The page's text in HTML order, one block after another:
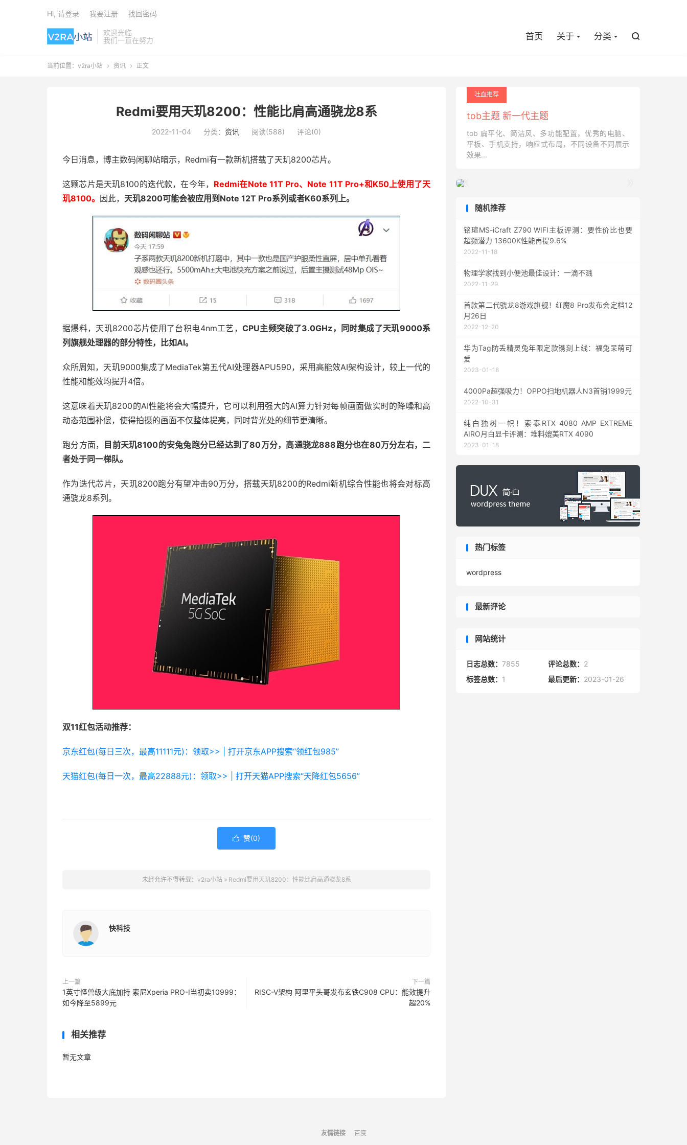
欢迎光临
我们一直在努力
首页 关于 分类 
Hi, 请登录 我要注册 找回密码
当前位置： v2ra小站  资讯  正文
Redmi要用天玑8200：性能比肩高通骁龙8系
2022-11-04 分类： 资讯 阅读(588) 评论(0)
今日消息，博主数码闲聊站暗示，Redmi有一款新机搭载了天玑8200芯片。
这颗芯片是天玑8100的迭代款，在今年， Redmi在Note 11T Pro、Note 11T Pro+和K50上使用了天
玑8100。 因此， 天玑8200可能会被应用到Note 12T Pro系列或者K60系列上。
据爆料，天玑8200芯片使用了台积电4nm工艺，CPU主频突破了3.0GHz，同时集成了天玑9000系
列旗舰处理器的部分特性，比如AI。
众所周知，天玑9000集成了MediaTek第五代AI处理器APU590，采用高能效AI架构设计，较上一代的
性能和能效均提升4倍。
这意味着天玑8200的AI性能将会大幅提升，它可以利用强大的AI算力针对每帧画面做实时的降噪和高
动态范围补偿，使得拍摄的画面不仅整体提亮，同时背光处的细节更清晰。
跑分方面，
目前天玑8100的安兔兔跑分已经达到了80万分，高通骁龙888跑分也在80万分左右，二
者处于同一梯队。
作为迭代芯片，天玑8200跑分有望冲击90万分，搭载天玑8200的Redmi新机综合性能也将会对标高
通骁龙8系列。
双11红包活动推荐：
京东红包(每日三次，最高11111元)：领取>> | 打开京东APP搜索“领红包985”
天猫红包(每日一次，最高22888元)：领取>> | 打开天猫APP搜索“天降红包5656”
 赞(0)
未经允许不得转载： v2ra小站» Redmi要用天玑8200：性能比肩高通骁龙8系
快科技
上一篇
1英寸怪兽级大底加持 索尼Xperia PRO-I当初卖10999：
如今降至5899元
下一篇
RISC-V架构 阿里平头哥发布玄铁C908 CPU：能效提升
超20%
相关推荐
暂无文章
吐血推荐
tob主题 新一代主题
tob 扁平化、简洁风、多功能配置，优秀的电脑、
平板、手机支持，响应式布局，不同设备不同展示
效果...

随机推荐
铭瑄MS-iCraft Z790 WIFI主板评测：要性价比也要
超频潜力 13600K性能再提9.6%
2022-11-18
物理学家找到小便池最佳设计：一滴不溅
2022-11-29
首款第二代骁龙8游戏旗舰！红魔8 Pro发布会定档12
月26日
2022-12-20
华为Tag防丢精灵兔年限定款镌刻上线：福兔呆萌可
爱
2023-01-18
4000Pa超强吸力！OPPO扫地机器人N3首销1999元
2022-10-31
纯白独树一帜！索泰RTX 4080 AMP EXTREME
AIRO月白显卡评测：堆料媲美RTX 4090
2023-01-18
热门标签
wordpress
最新评论
网站统计
日志总数： 7855 评论总数： 2
标签总数： 1 最后更新： 2023-01-26
友情链接 百度